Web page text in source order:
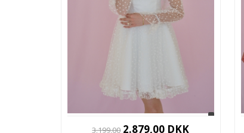
3.199,002.879,00 DKK